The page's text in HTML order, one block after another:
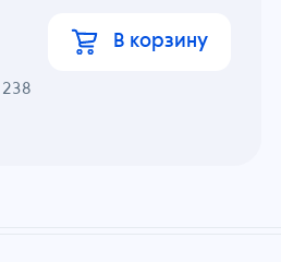
238
В корзину